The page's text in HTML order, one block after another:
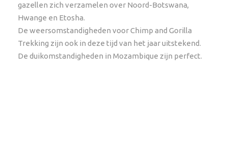
gazellen zich verzamelen over Noord-Botswana,
Hwange en Etosha.
De weersomstandigheden voor Chimp and Gorilla
Trekking zijn ook in deze tijd van het jaar uitstekend.
De duikomstandigheden in Mozambique zijn perfect.